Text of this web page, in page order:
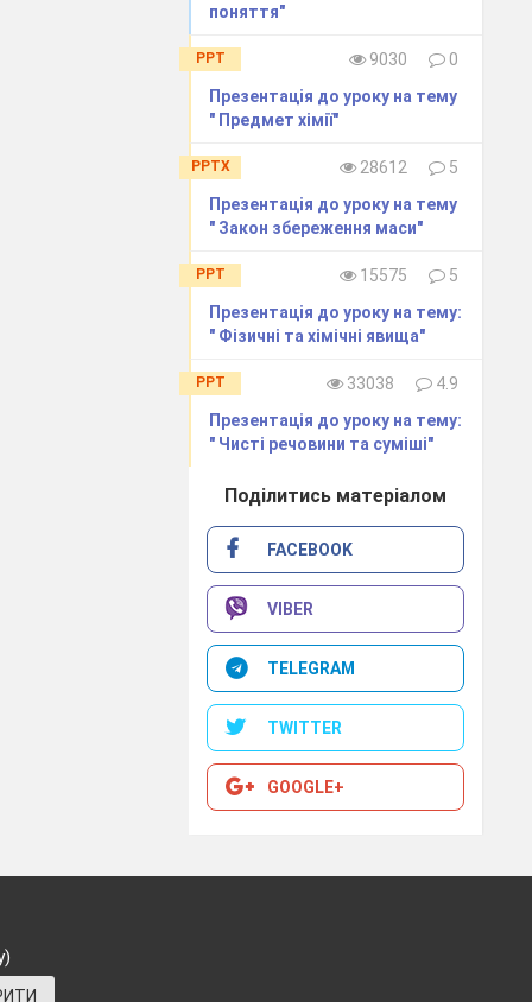
поняття"
PPT 9030
0
Презентація до уроку на тему
" Предмет хімії"
PPTX 28612
5
Презентація до уроку на тему
" Закон збереження маси"
PPT 15575
5
Презентація до уроку на тему:
" Фізичні та хімічні явища"
PPT 33038
4.9
Презентація до уроку на тему:
" Чисті речовини та суміші"
Поділитись матеріалом
FACEBOOK
VIBER
TELEGRAM
TWITTER
GOOGLE+